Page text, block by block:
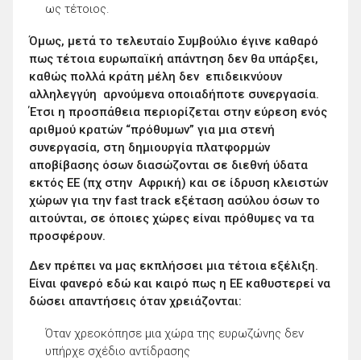
ως τέτοιος.
Όμως, μετά το τελευταίο Συμβούλιο έγινε καθαρό
πως τέτοια ευρωπαϊκή απάντηση δεν θα υπάρξει,
καθώς πολλά κράτη μέλη δεν επιδεικνύουν
αλληλεγγύη αρνούμενα οποιαδήποτε συνεργασία.
Έτσι η προσπάθεια περιορίζεται στην εύρεση ενός
αριθμού κρατών “πρόθυμων” για μια στενή
συνεργασία, στη δημιουργία πλατφορμών
αποβίβασης όσων διασώζονται σε διεθνή ύδατα
εκτός ΕΕ (πχ στην Αφρική) και σε ίδρυση κλειστών
χώρων για την fast track εξέταση ασύλου όσων το
αιτούνται, σε όποιες χώρες είναι πρόθυμες να τα
προσφέρουν.
Δεν πρέπει να μας εκπλήσσει μια τέτοια εξέλιξη.
Είναι φανερό εδώ και καιρό πως η ΕΕ καθυστερεί να
δώσει απαντήσεις όταν χρειάζονται:
Όταν χρεοκόπησε μια χώρα της ευρωζώνης δεν
υπήρχε σχέδιο αντίδρασης